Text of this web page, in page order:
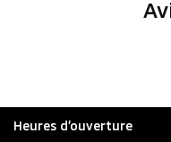
Heures d’ouverture